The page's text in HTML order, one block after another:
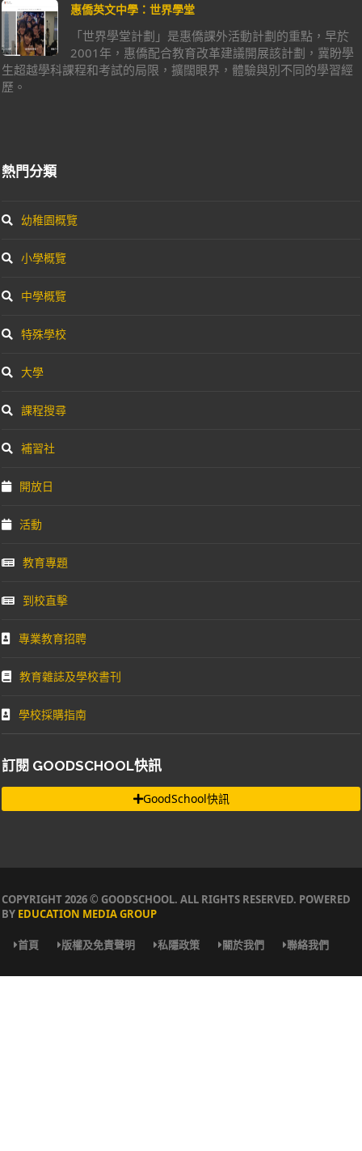
惠僑英文中學：世界學堂
「世界學堂計劃」是惠僑課外活動計劃的重點，早於
2001年，惠僑配合教育改革建議開展該計劃，冀盼學
生超越學科課程和考試的局限，擴闊眼界，體驗與別不同的學習經
歷。
熱門分類
幼稚園概覽
小學概覽
中學概覽
特殊學校
大學
課程搜尋
補習社
開放日
活動
教育專題
到校直擊
專業教育招聘
教育雜誌及學校書刊
學校採購指南
訂閱 GOODSCHOOL快訊
GoodSchool快訊
COPYRIGHT 2026 © GOODSCHOOL. ALL RIGHTS RESERVED. POWERED
BY EDUCATION MEDIA GROUP
首頁 版權及免責聲明 私隱政策 關於我們 聯絡我們